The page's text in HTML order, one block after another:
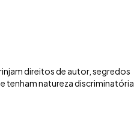
direitos de autor, segredos
tenham natureza discriminatória,